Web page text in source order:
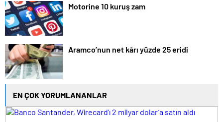
Motorine 10 kuruş zam
Aramco’nun net kârı yüzde 25 eridi
EN ÇOK YORUMLANANLAR